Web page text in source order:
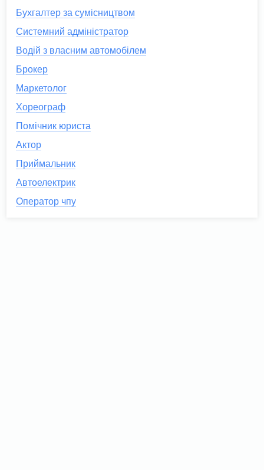
Бухгалтер за сумісництвом
Системний адміністратор
Водій з власним автомобілем
Брокер
Маркетолог
Хореограф
Помічник юриста
Актор
Приймальник
Автоелектрик
Оператор чпу